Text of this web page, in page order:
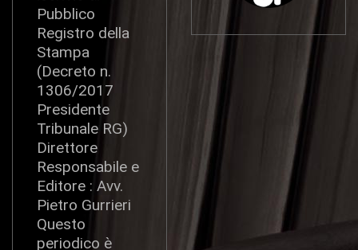
Pubblico
Registro della
Stampa
(Decreto n.
1306/2017
Presidente
Tribunale RG)
Direttore
Responsabile e
Editore : Avv.
Pietro Gurrieri
Questo
periodico è